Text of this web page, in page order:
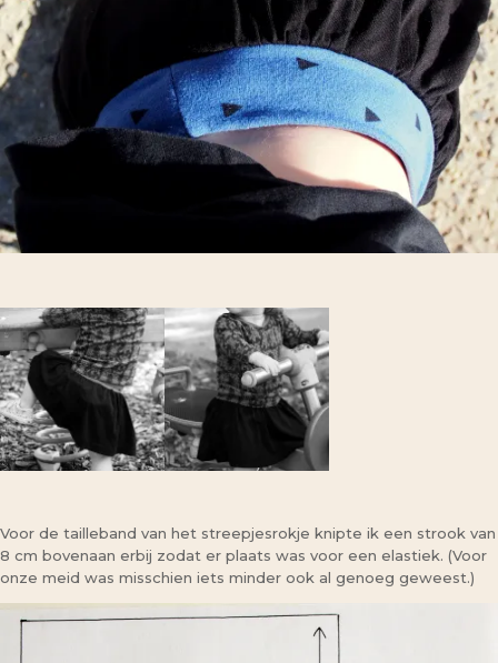
Voor de tailleband van het streepjesrokje knipte ik een strook van
8 cm bovenaan erbij zodat er plaats was voor een elastiek. (Voor
onze meid was misschien iets minder ook al genoeg geweest.)